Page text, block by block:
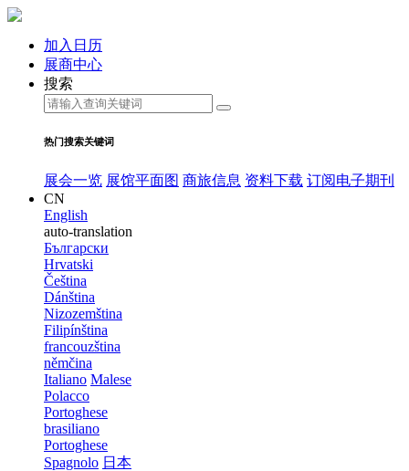
加入日历
展商中心
搜索
热门搜索关键词
展会一览 展馆平面图 商旅信息 资料下载 订阅电子期刊
CN
English
auto-translation
Български
Hrvatski
Čeština
Dánština
Nizozemština
Filipínština
francouzština
němčina
Italiano Malese
Polacco
Portoghese
brasiliano
Portoghese
Spagnolo 日本